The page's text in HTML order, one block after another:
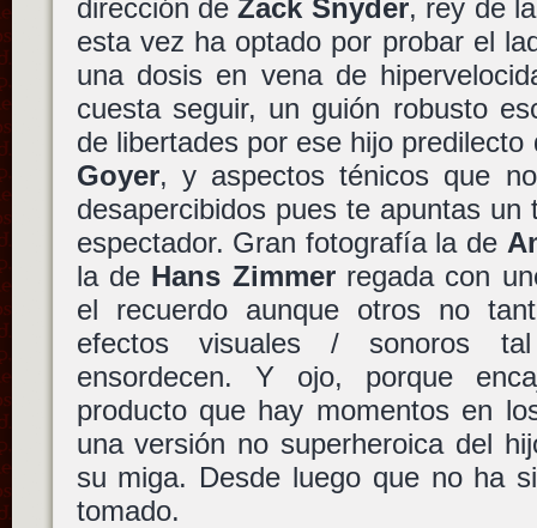
dirección deZack Snyder, rey de
esta vez ha optado por probar el
una dosis en vena de
cuesta seguir, un guión robusto
de libertades por ese hijo
Goyer, y aspectos ténicos que
desapercibidos pues te apuntas
espectador. Gran fotografía la de
la de Hans Zimmerregada con
el recuerdo aunque otros no
efectos visuales / sonoros
ensordecen. Y ojo, porque
producto que hay momentos en
una versión no superheroica del
su miga. Desde luego que no ha
tomado.